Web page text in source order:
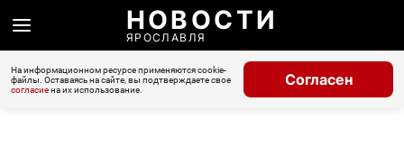
НОВОСТИ
ЯРОСЛАВЛЯ
На информационном ресурсе применяются cookie-
файлы. Оставаясь на сайте, вы подтверждаете свое
согласиена их использование.
Согласен